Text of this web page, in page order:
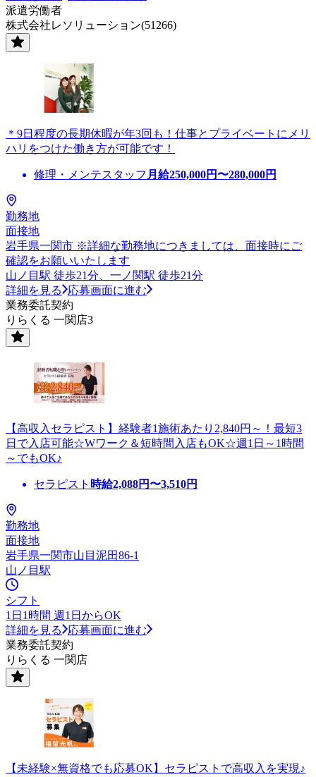
派遣労働者
株式会社レソリューション(51266)
＊9日程度の長期休暇が年3回も！仕事とプライベートにメリ
ハリをつけた働き方が可能です！
修理・メンテスタッフ 月給250,000円〜280,000円
勤務地
面接地
岩手県一関市 ※詳細な勤務地につきましては、面接時にご
確認をお願いいたします
山ノ目駅 徒歩21分、一ノ関駅 徒歩21分
詳細を見る
応募画面に進む
業務委託契約
りらくる 一関店3
【高収入セラピスト】経験者1施術あたり2,840円～！最短3
日で入店可能☆Wワーク＆短時間入店もOK☆週1日～1時間
～でもOK♪
セラピスト 時給2,088円〜3,510円
勤務地
面接地
岩手県一関市山目泥田86-1
山ノ目駅
シフト
1日1時間 週1日からOK
詳細を見る
応募画面に進む
業務委託契約
りらくる 一関店
【未経験×無資格でも応募OK】セラピストで高収入を実現♪